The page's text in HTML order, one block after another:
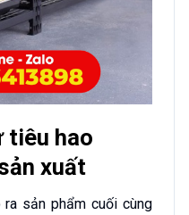
tiêu hao
xuất
sản phẩm cuối cùng